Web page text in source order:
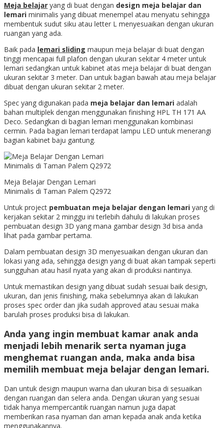
Meja belajar yang di buat dengan design meja belajar dan
lemari minimalis yang dibuat menempel atau menyatu sehingga
membentuk sudut siku atau letter L menyesuaikan dengan ukuran
ruangan yang ada.
Baik pada lemari sliding maupun meja belajar di buat dengan
tinggi mencapai full plafon dengan ukuran sekitar 4 meter untuk
lemari sedangkan untuk kabinet atas meja belajar di buat dengan
ukuran sekitar 3 meter. Dan untuk bagian bawah atau meja belajar
dibuat dengan ukuran sekitar 2 meter.
Spec yang digunakan pada meja belajar dan lemari adalah
bahan multiplek dengan menggunakan finishing HPL TH 171 AA
Deco. Sedangkan di bagian lemari menggunakan kombinasi
cermin. Pada bagian lemari terdapat lampu LED untuk menerangi
bagian kabinet baju gantung.
Meja Belajar Dengan Lemari
Minimalis di Taman Palem Q2972
Untuk project pembuatan meja belajar dengan lemari yang di
kerjakan sekitar 2 minggu ini terlebih dahulu di lakukan proses
pembuatan design 3D yang mana gambar design 3d bisa anda
lihat pada gambar pertama.
Dalam pembuatan design 3D menyesuaikan dengan ukuran dan
lokasi yang ada, sehingga design yang di buat akan tampak seperti
sungguhan atau hasil nyata yang akan di produksi nantinya.
Untuk memastikan design yang dibuat sudah sesuai baik design,
ukuran, dan jenis finishing, maka sebelumnya akan di lakukan
proses spec order dan jika sudah approved atau sesuai maka
barulah proses produksi bisa di lakukan.
Anda yang ingin membuat kamar anak anda
menjadi lebih menarik serta nyaman juga
menghemat ruangan anda, maka anda bisa
memilih membuat meja belajar dengan lemari.
Dan untuk design maupun warna dan ukuran bisa di sesuaikan
dengan ruangan dan selera anda. Dengan ukuran yang sesuai
tidak hanya mempercantik ruangan namun juga dapat
memberikan rasa nyaman dan aman kepada anak anda ketika
menggunakannya.